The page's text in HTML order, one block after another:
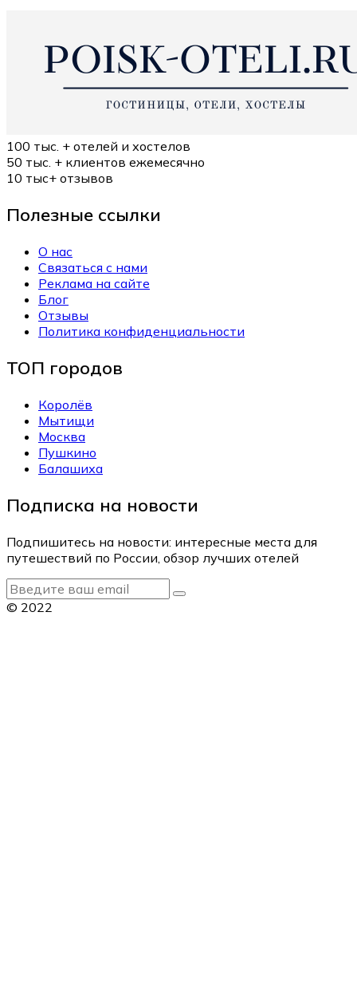
100 тыс. + отелей и хостелов
50 тыс. + клиентов ежемесячно
10 тыс+ отзывов
Полезные ссылки
О нас
Связаться с нами
Реклама на сайте
Блог
Отзывы
Политика конфиденциальности
ТОП городов
Королёв
Мытищи
Москва
Пушкино
Балашиха
Подписка на новости
Подпишитесь на новости: интересные места для
путешествий по России, обзор лучших отелей
© 2022